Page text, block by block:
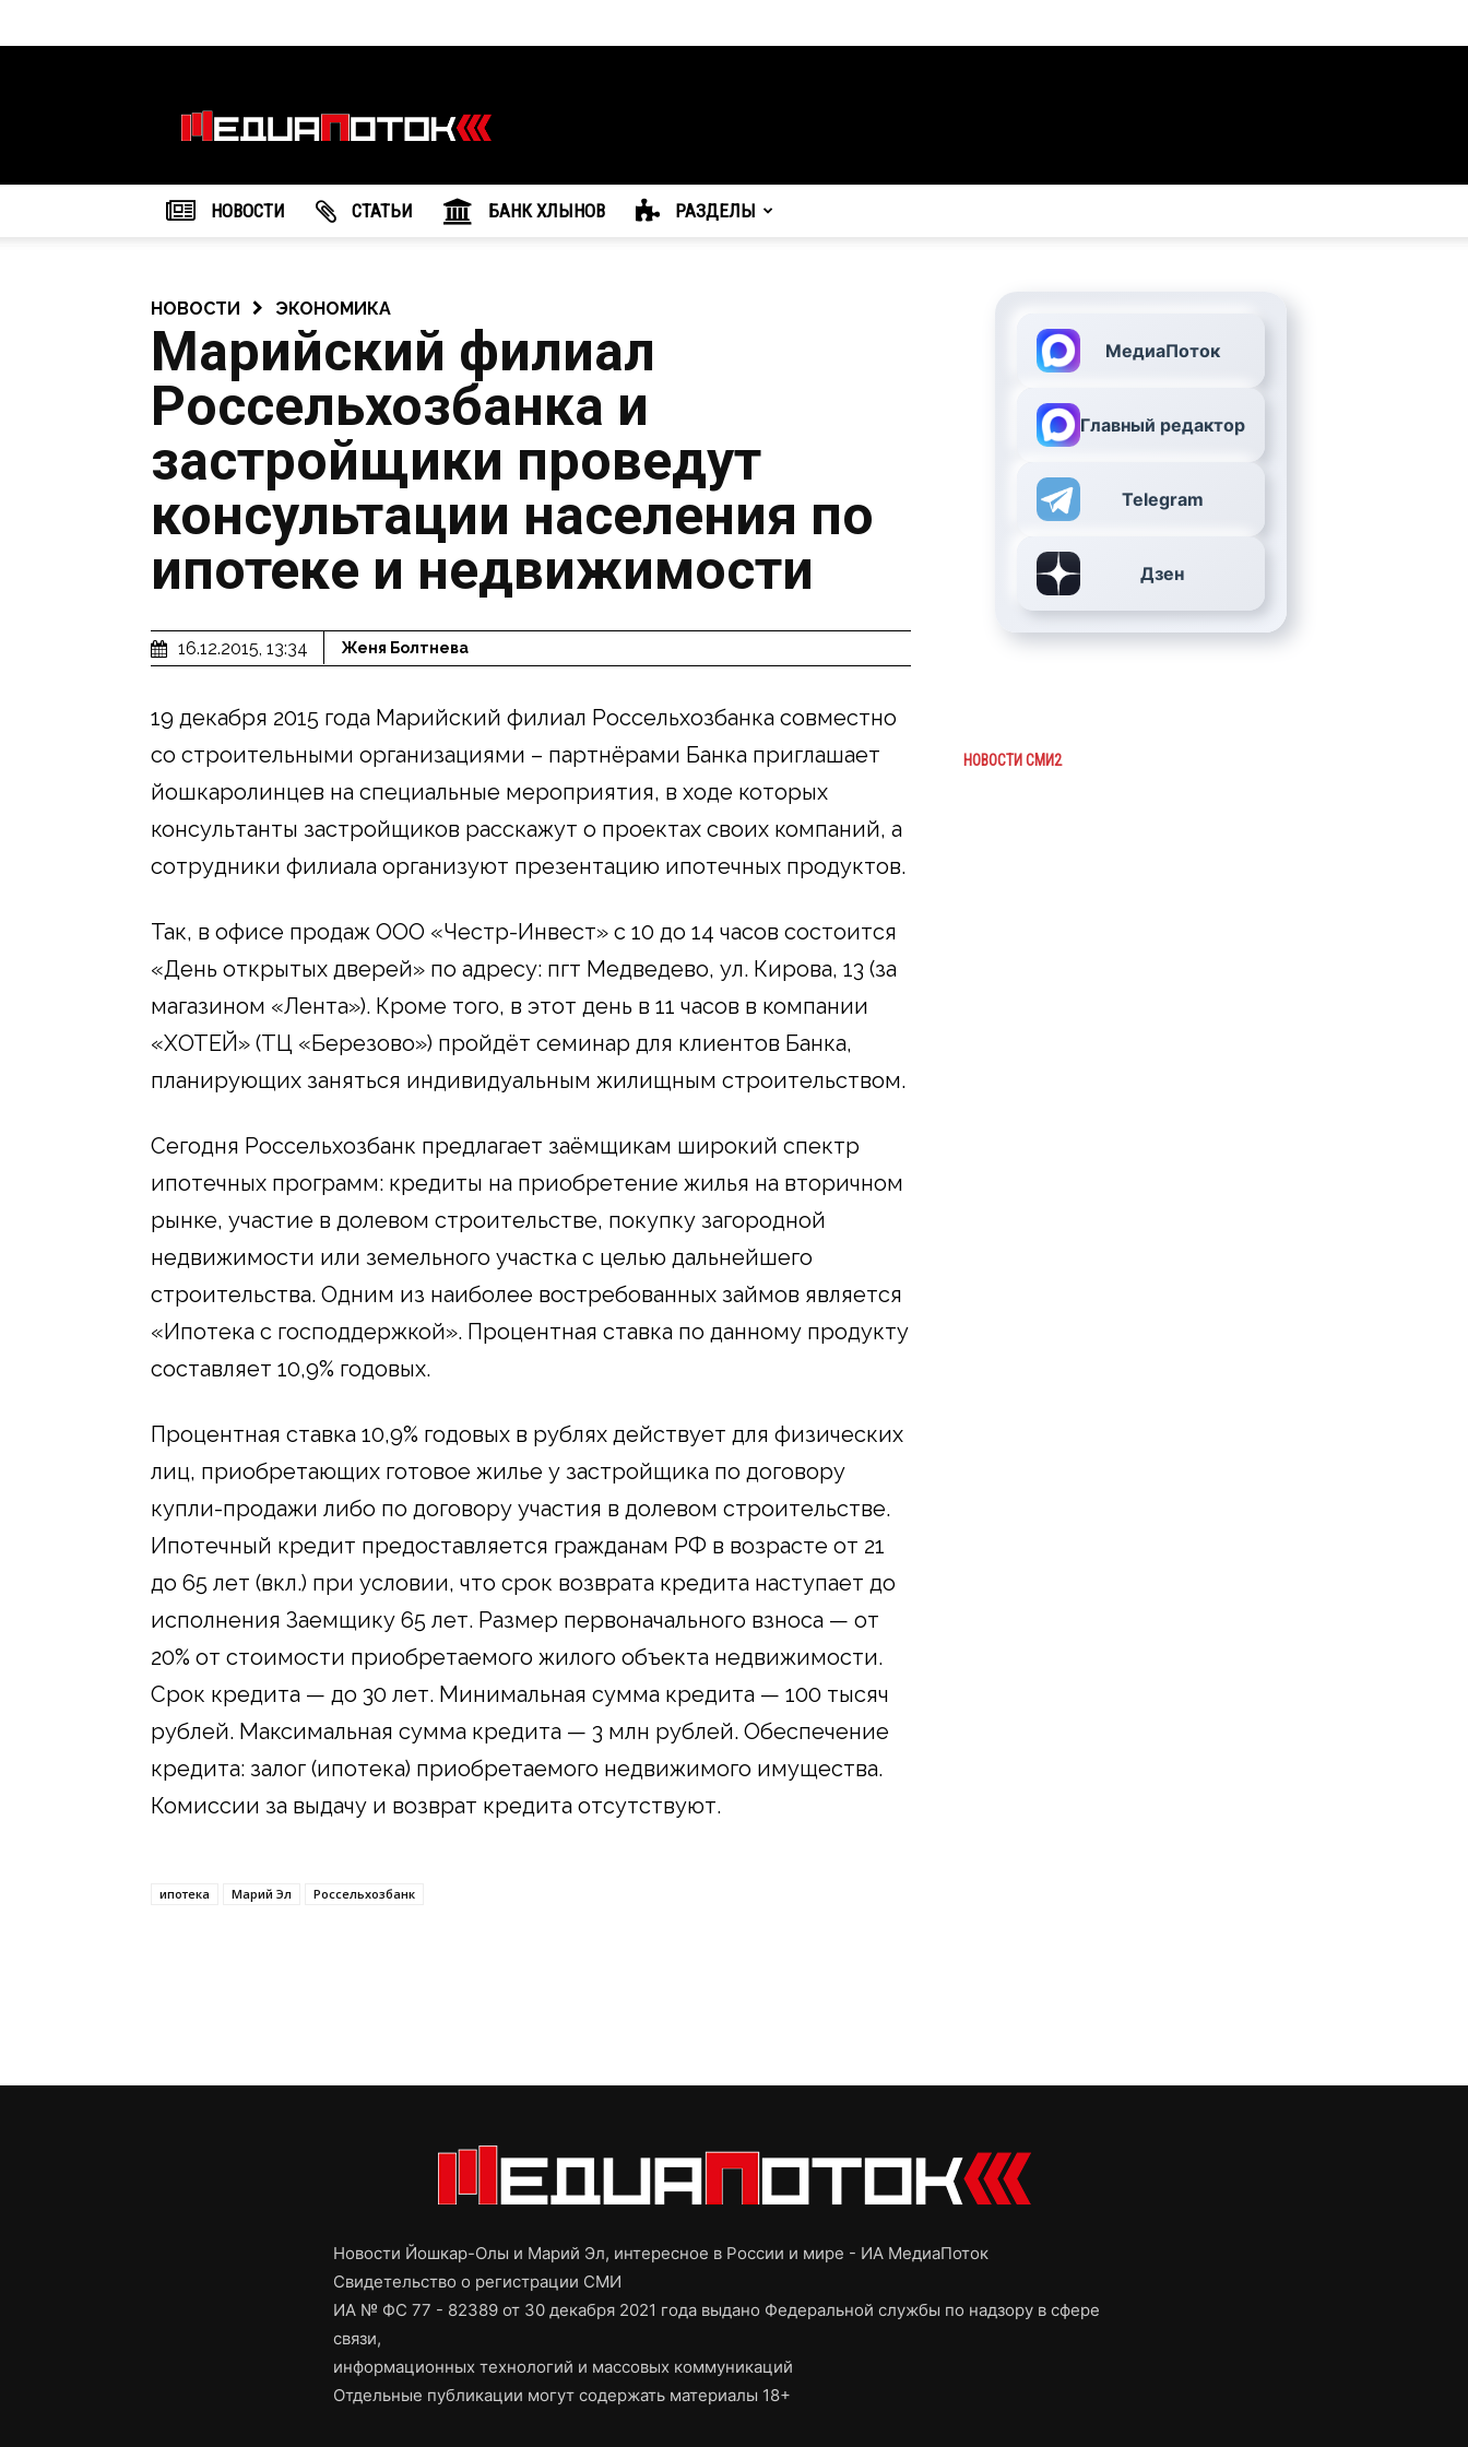
агентство
"МедиаПоток"
НОВОСТИ CТАТЬИ БАНК ХЛЫНОВ РАЗДЕЛЫ
НОВОСТИ ЭКОНОМИКА
Марийский филиал
Россельхозбанка и
застройщики проведут
консультации населения по
ипотеке и недвижимости
16.12.2015, 13:34 Женя Болтнева
19 декабря 2015 года Марийский филиал Россельхозбанка совместно
со строительными организациями – партнёрами Банка приглашает
йошкаролинцев на специальные мероприятия, в ходе которых
консультанты застройщиков расскажут о проектах своих компаний, а
сотрудники филиала организуют презентацию ипотечных продуктов.
Так, в офисе продаж ООО «Честр-Инвест» с 10 до 14 часов состоится
«День открытых дверей» по адресу: пгт Медведево, ул. Кирова, 13 (за
магазином «Лента»). Кроме того, в этот день в 11 часов в компании
«ХОТЕЙ» (ТЦ «Березово») пройдёт семинар для клиентов Банка,
планирующих заняться индивидуальным жилищным строительством.
Сегодня Россельхозбанк предлагает заёмщикам широкий спектр
ипотечных программ: кредиты на приобретение жилья на вторичном
рынке, участие в долевом строительстве, покупку загородной
недвижимости или земельного участка с целью дальнейшего
строительства. Одним из наиболее востребованных займов является
«Ипотека с господдержкой». Процентная ставка по данному продукту
составляет 10,9% годовых.
Процентная ставка 10,9% годовых в рублях действует для физических
лиц, приобретающих готовое жилье у застройщика по договору
купли-продажи либо по договору участия в долевом строительстве.
Ипотечный кредит предоставляется гражданам РФ в возрасте от 21
до 65 лет (вкл.) при условии, что срок возврата кредита наступает до
исполнения Заемщику 65 лет. Размер первоначального взноса — от
20% от стоимости приобретаемого жилого объекта недвижимости.
Срок кредита — до 30 лет. Минимальная сумма кредита — 100 тысяч
рублей. Максимальная сумма кредита — 3 млн рублей. Обеспечение
кредита: залог (ипотека) приобретаемого недвижимого имущества.
Комиссии за выдачу и возврат кредита отсутствуют.
ипотека Марий Эл Россельхозбанк
МедиаПоток
Главный редактор
Telegram
Дзен
НОВОСТИ СМИ2
Новости Йошкар-Олы и Марий Эл, интересное в России и мире - ИА МедиаПоток
Свидетельство о регистрации СМИ
ИА № ФС 77 - 82389 от 30 декабря 2021 года выдано Федеральной службы по надзору в сфере
связи,
информационных технологий и массовых коммуникаций
Отдельные публикации могут содержать материалы 18+